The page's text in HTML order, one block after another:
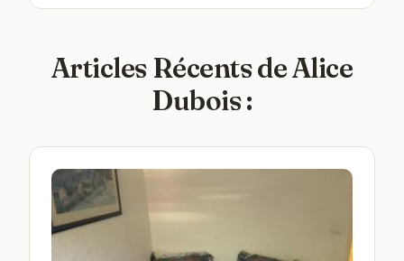
Articles Récents de Alice
Dubois :